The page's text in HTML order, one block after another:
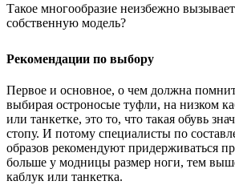
Такое многообразие неизбежно
собственную модель?
Рекомендации по выбору
Первое и основное, о чем должна
выбирая остроносые туфли, на низком
или танкетке, это то, что такая обувь
стопу. И потому специалисты по
образов рекомендуют придерживаться
больше у модницы размер ноги, тем
каблук или танкетка.